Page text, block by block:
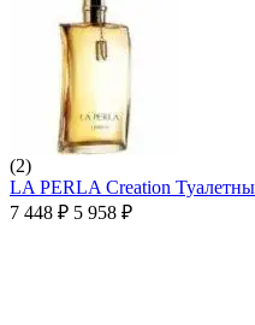
(2)
LA PERLA Creation
7 448 ₽ 5 958 ₽